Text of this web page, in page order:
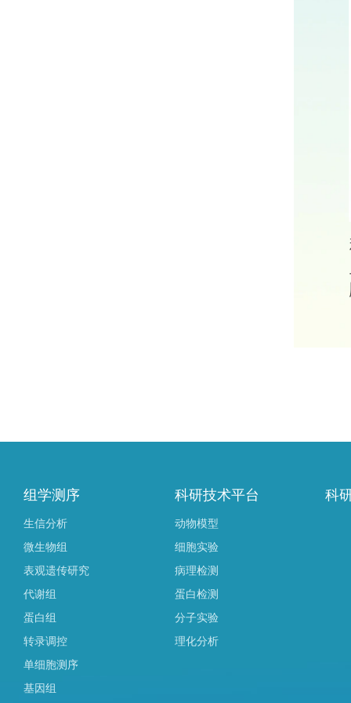
组学测序
生信分析
微生物组
表观遗传研究
代谢组
蛋白组
转录调控
单细胞测序
基因组
科研技术平台
动物模型
细胞实验
病理检测
蛋白检测
分子实验
理化分析
科